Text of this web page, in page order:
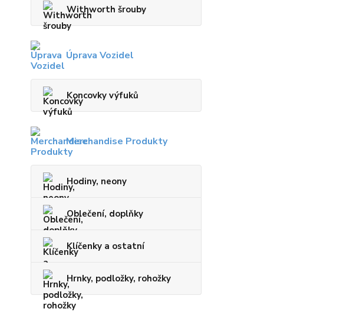
Withworth šrouby
Úprava Vozidel
Koncovky výfuků
Merchandise Produkty
Hodiny, neony
Oblečení, doplňky
Klíčenky a ostatní
Hrnky, podložky, rohožky